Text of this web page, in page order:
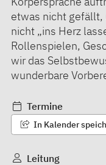
etwas nicht gefällt,
nicht „ins Herz
Rollenspielen,
wir das
wunderbare
Termine
In Kalender
Leitung